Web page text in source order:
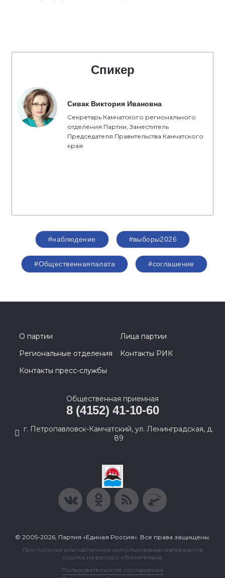
Спикер
Сивак Виктория Ивановна
Секретарь Камчатского регионального
отделения Партии, Заместитель
Председателя Правительства Камчатского
края
#наблюдение #выборы2026
#Общественнаяпалата #соглашение
О партии
Лица партии
Региональные отделения
Контакты РИК
Контакты пресс-службы
Общественная приемная
8 (4152) 41-10-60
г. Петропавловск-Камчатский, ул. Ленинградская, д.
89
© 2005-2026, Партия «Единая Россия». Все права защищены.
При полном или частичном использовании материалов
ссылка на ресурс обязательна.
Пользовательское соглашение